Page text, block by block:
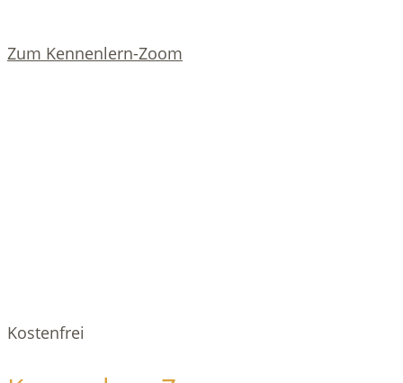
Zum Kennenlern-Zoom
Kostenfrei